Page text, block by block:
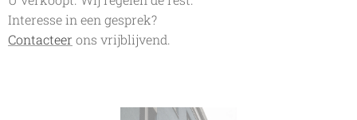
Interesse in een gesprek?
Contacteer ons vrijblijvend.